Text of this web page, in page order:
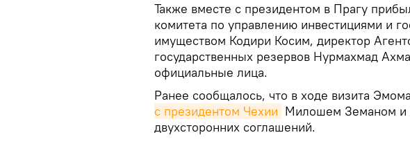
Также вместе с президентом в Прагу
комитета по управлению инвестициями и
имуществом Кодири Косим, директор
государственных резервов Нурмахмад
официальные лица.
Ранее сообщалось, что в ходе визита
с президентом Чехии Милошем Земаном и
двухсторонних соглашений.